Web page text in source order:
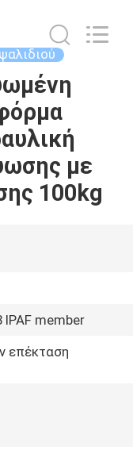
με
100kg
IPAF member
επέκταση